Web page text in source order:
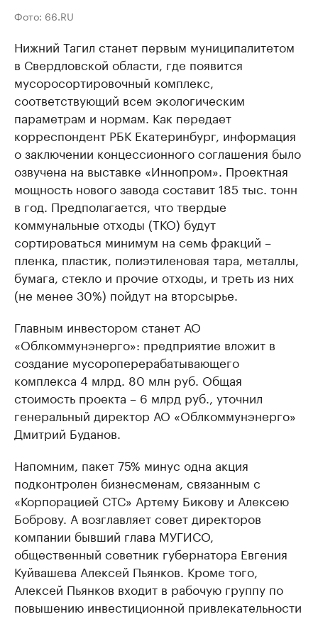
Фото: 66.RU
Нижний Тагил станет первым муниципалитетом
в Свердловской области, где появится
мусоросортировочный комплекс,
соответствующий всем экологическим
параметрам и нормам. Как передает
корреспондент РБК Екатеринбург, информация
о заключении концессионного соглашения было
озвучена на выставке «Иннопром». Проектная
мощность нового завода составит 185 тыс. тонн
в год. Предполагается, что твердые
коммунальные отходы (ТКО) будут
сортироваться минимум на семь фракций –
пленка, пластик, полиэтиленовая тара, металлы,
бумага, стекло и прочие отходы, и треть из них
(не менее 30%) пойдут на вторсырье.
Главным инвестором станет АО
«Облкоммунэнерго»: предприятие вложит в
создание мусороперерабатывающего
комплекса 4 млрд. 80 млн руб. Общая
стоимость проекта – 6 млрд руб., уточнил
генеральный директор АО «Облкоммунэнерго»
Дмитрий Буданов.
Напомним, пакет 75% минус одна акция
подконтролен бизнесменам, связанным с
«Корпорацией СТС» Артему Бикову и Алексею
Боброву. А возглавляет совет директоров
компании бывший глава МУГИСО,
общественный советник губернатора Евгения
Куйвашева Алексей Пьянков. Кроме того,
Алексей Пьянков входит в рабочую группу по
повышению инвестиционной привлекательности